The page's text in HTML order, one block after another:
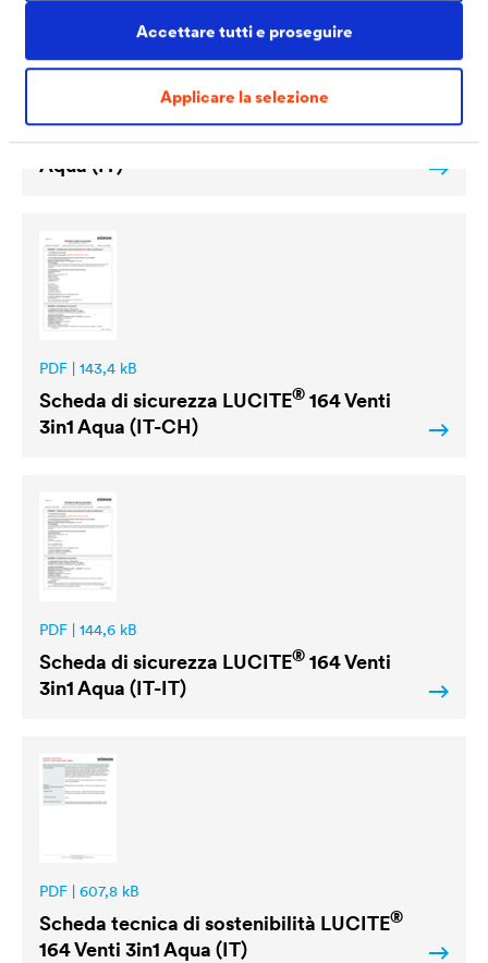
Accettare tutti e proseguire
Applicare la selezione
Scheda tecnicaLUCITE®164 Venti 3in1
Aqua (IT)
PDF | 143,4 kB
Scheda di sicurezza LUCITE® 164 Venti
3in1 Aqua (IT-CH)
PDF | 144,6 kB
Scheda di sicurezza LUCITE® 164 Venti
3in1 Aqua (IT-IT)
PDF | 607,8 kB
Scheda tecnica di sostenibilità LUCITE®
164 Venti 3in1 Aqua (IT)